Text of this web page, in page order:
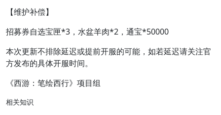
【维护补偿】
招募券自选宝匣*3，水盆羊肉*2，通宝*50000
本次更新不排除延迟或提前开服的可能，如若延迟请关注官
方发布的具体开服时间。
《西游：笔绘西行》项目组
相关知识